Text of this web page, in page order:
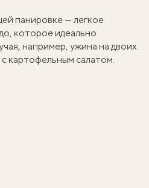
панировке — легкое
которое идеально
например, ужина на двоих.
картофельным салатом.